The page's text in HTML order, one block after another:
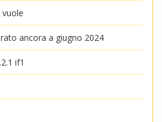
ancora a giugno 2024
if1